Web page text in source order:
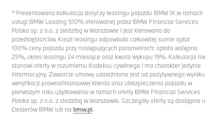
¹¹ Prezentowana kalkulacja dotyczy leasingu pojazdu BMW iX w ramach
usługi BMW Leasing 100% oferowanej przez BMW Financial Services
Polska sp. z o.o. z siedzibą w Warszawie i jest kierowana do
przedsiębiorców. Koszt leasingu odpowiada całkowitej sumie opłat
100% ceny pojazdu przy następujących parametrach: opłata wstępna
25%, okres leasingu 24 miesiące oraz kwota wykupu 19%. Kalkulacja nie
stanowi oferty w rozumieniu Kodeksu cywilnego i ma charakter jedynie
informacyjny. Zawarcie umowy uzależnione jest od pozytywnego wyniku
weryfikacji prawnofinansowej klienta oraz ubezpieczenia pojazdu w
pierwszym roku użytkowania w ramach oferty BMW Financial Services
Polska sp. z o.o. z siedzibą w Warszawie. Szczegóły oferty są dostępne u
Dealerów BMW lub na bmw.pl.